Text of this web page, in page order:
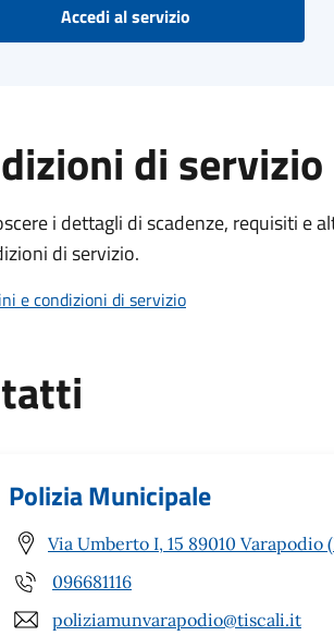
Accedi al servizio
di servizio
i dettagli di scadenze, requisiti e
di servizio.
e condizioni di servizio
Polizia Municipale
Via Umberto I, 15 89010 Varapodio
096681116
poliziamunvarapodio@tiscali.it